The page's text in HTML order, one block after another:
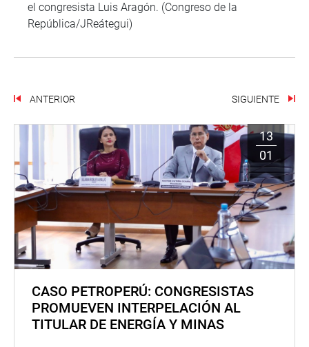
el congresista Luis Aragón. (Congreso de la
República/JReátegui)
ANTERIOR SIGUIENTE
13
01
CASO PETROPERÚ: CONGRESISTAS
PROMUEVEN INTERPELACIÓN AL
TITULAR DE ENERGÍA Y MINAS